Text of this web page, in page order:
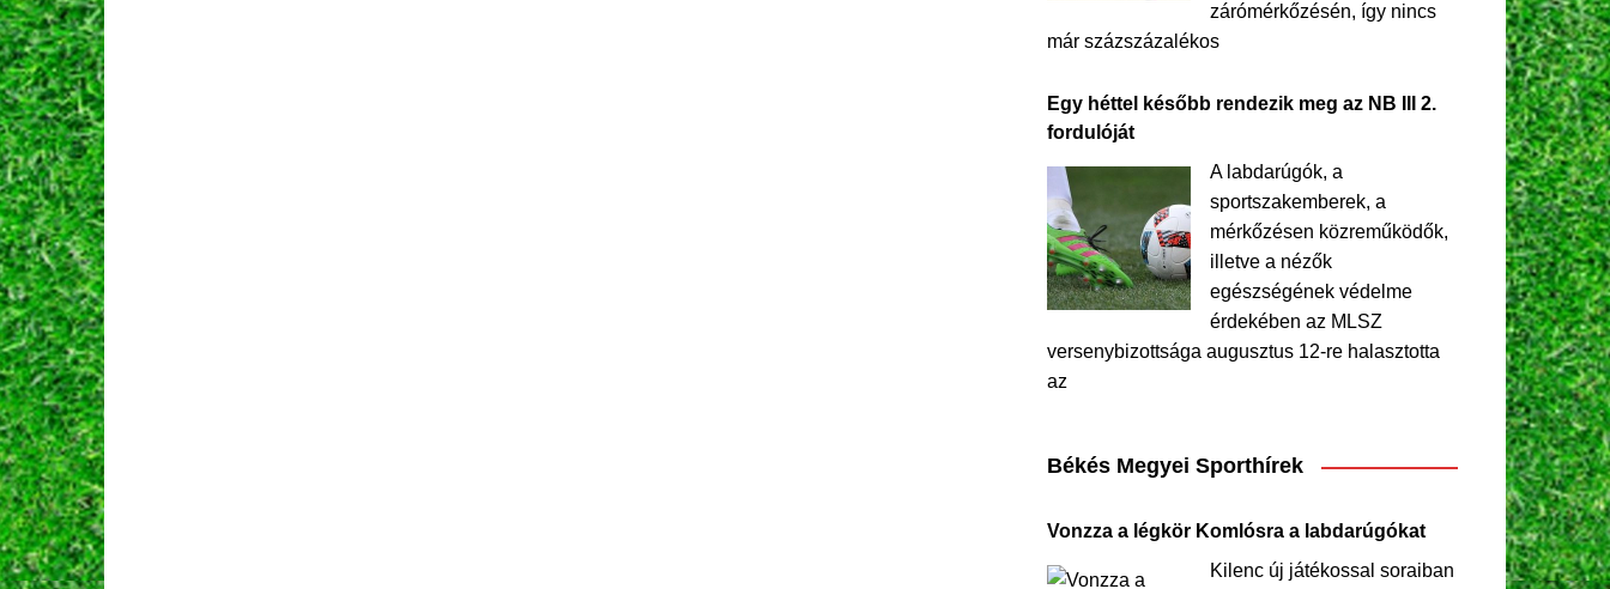
zárómérkőzésén, így nincs
már százszázalékos
Egy héttel később rendezik meg az NB III 2.
fordulóját
A labdarúgók, a
sportszakemberek, a
mérkőzésen közreműködők,
illetve a nézők
egészségének védelme
érdekében az MLSZ
versenybizottsága augusztus 12-re halasztotta
az
Békés Megyei Sporthírek
Vonzza a légkör Komlósra a labdarúgókat
Kilenc új játékossal soraiban